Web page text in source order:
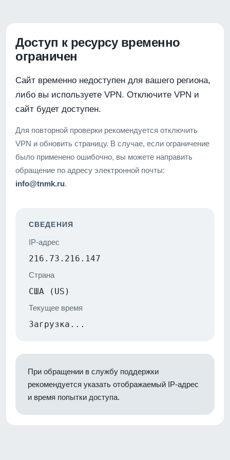
Доступ к ресурсу временно
ограничен
Сайт временно недоступен для вашего региона,
либо вы используете VPN. Отключите VPN и
сайт будет доступен.
Для повторной проверки рекомендуется отключить
VPN и обновить страницу. В случае, если ограничение
было применено ошибочно, вы можете направить
обращение по адресу электронной почты:
info@tnmk.ru.
СВЕДЕНИЯ
IP-адрес
216.73.216.147
Страна
США (US)
Текущее время
Загрузка...
При обращении в службу поддержки
рекомендуется указать отображаемый IP-адрес
и время попытки доступа.